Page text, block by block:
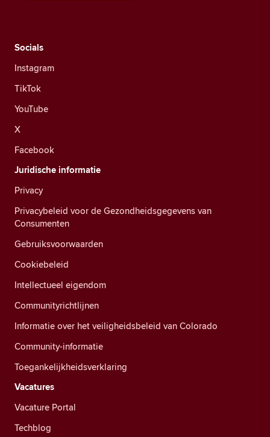
Socials
Instagram
TikTok
YouTube
X
Facebook
Juridische informatie
Privacy
Privacybeleid voor de Gezondheidsgegevens van
Consumenten
Gebruiksvoorwaarden
Cookiebeleid
Intellectueel eigendom
Communityrichtlijnen
Informatie over het veiligheidsbeleid van Colorado
Community-informatie
Toegankelijkheidsverklaring
Vacatures
Vacature Portal
Techblog